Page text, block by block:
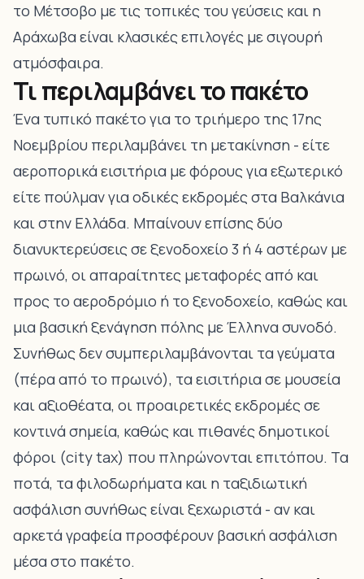
το Μέτσοβο με τις τοπικές του γεύσεις και η
Αράχωβα είναι κλασικές επιλογές με σιγουρή
ατμόσφαιρα.
Τι περιλαμβάνει το πακέτο
Ένα τυπικό πακέτο για το τριήμερο της 17ης
Νοεμβρίου περιλαμβάνει τη μετακίνηση - είτε
αεροπορικά εισιτήρια με φόρους για εξωτερικό
είτε πούλμαν για οδικές εκδρομές στα Βαλκάνια
και στην Ελλάδα. Μπαίνουν επίσης δύο
διανυκτερεύσεις σε ξενοδοχείο 3 ή 4 αστέρων με
πρωινό, οι απαραίτητες μεταφορές από και
προς το αεροδρόμιο ή το ξενοδοχείο, καθώς και
μια βασική ξενάγηση πόλης με Έλληνα συνοδό.
Συνήθως δεν συμπεριλαμβάνονται τα γεύματα
(πέρα από το πρωινό), τα εισιτήρια σε μουσεία
και αξιοθέατα, οι προαιρετικές εκδρομές σε
κοντινά σημεία, καθώς και πιθανές δημοτικοί
φόροι (city tax) που πληρώνονται επιτόπου. Τα
ποτά, τα φιλοδωρήματα και η ταξιδιωτική
ασφάλιση συνήθως είναι ξεχωριστά - αν και
αρκετά γραφεία προσφέρουν βασική ασφάλιση
μέσα στο πακέτο.